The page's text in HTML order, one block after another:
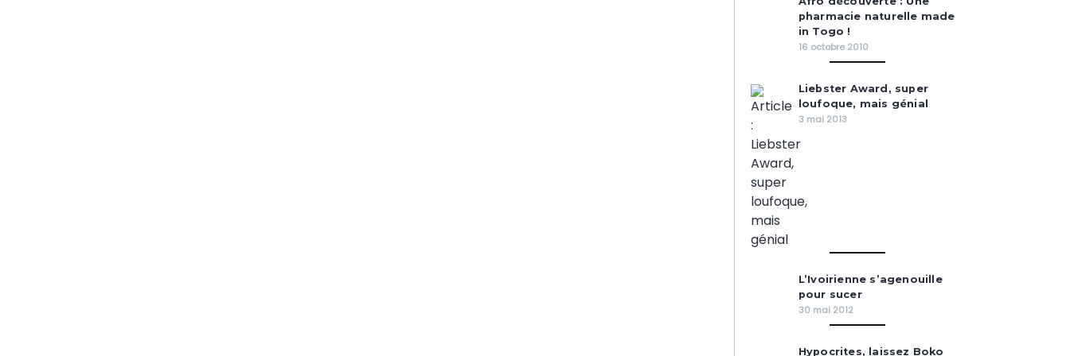
pharmacie naturelle made
in Togo !
16 octobre 2010
Liebster Award, super
loufoque, mais génial
3 mai 2013
L’Ivoirienne s’agenouille
pour sucer
30 mai 2012
Hypocrites, laissez Boko